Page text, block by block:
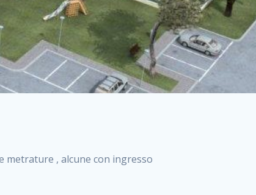
metrature , alcune con ingresso